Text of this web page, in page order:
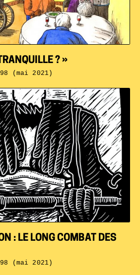
: LE LONG COMBAT DES
(mai 2021)
? »
(mai 2021)